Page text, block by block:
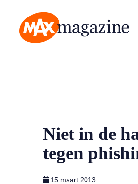
Niet in de
tegen
15 maart 2013